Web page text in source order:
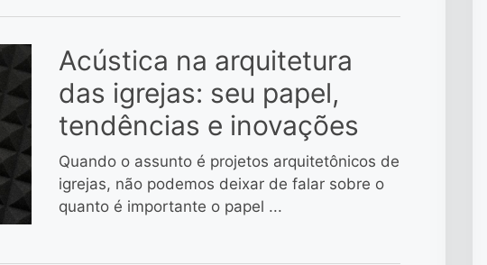
Acústica na arquitetura
das igrejas: seu papel,
tendências e inovações
Quando o assunto é projetos arquitetônicos de
igrejas, não podemos deixar de falar sobre o
quanto é importante o papel ...